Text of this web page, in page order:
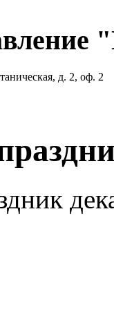
д. 2, оф. 2